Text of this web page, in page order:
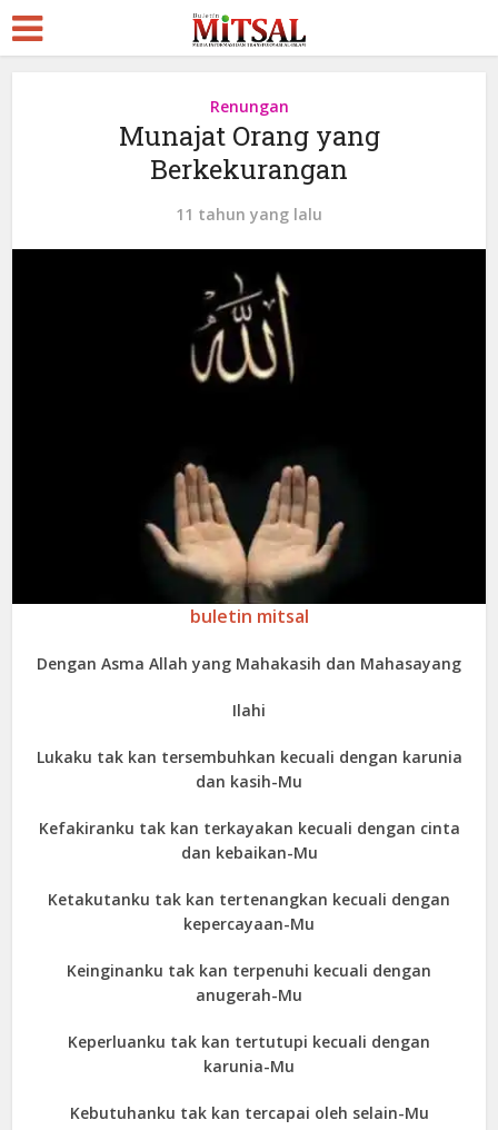
Renungan
Munajat Orang yang
Berkekurangan
11 tahun yang lalu
buletin mitsal
Dengan Asma Allah yang Mahakasih dan Mahasayang
Ilahi
Lukaku tak kan tersembuhkan kecuali dengan karunia
dan kasih-Mu
Kefakiranku tak kan terkayakan kecuali dengan cinta
dan kebaikan-Mu
Ketakutanku tak kan tertenangkan kecuali dengan
kepercayaan-Mu
Keinginanku tak kan terpenuhi kecuali dengan
anugerah-Mu
Keperluanku tak kan tertutupi kecuali dengan
karunia-Mu
Kebutuhanku tak kan tercapai oleh selain-Mu